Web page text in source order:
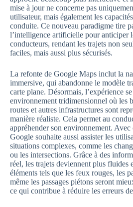
mise à jour ne concerne pas
utilisateur, mais également les
conduite. Ce nouveau paradigme tire
l’intelligence artificielle pour anticiper
conducteurs, rendant les trajets non
faciles, mais aussi plus sécurisés.
La refonte de Google Maps inclut la
immersive, qui abandonne le modèle
carte plane. Désormais, l’expérience
environnement tridimensionnel où les
routes et autres infrastructures sont
manière réaliste. Cela permet au
appréhender son environnement.
Google souhaite aussi assister les
situations complexes, comme les
ou les intersections. Grâce à des
réel, les trajets deviennent plus fluides
éléments tels que les feux rouges, les
même les passages piétons seront
ce qui contribue à réduire les erreurs